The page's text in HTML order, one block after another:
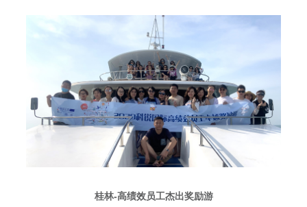
桂林-高绩效员工杰出奖励游